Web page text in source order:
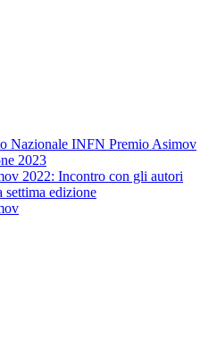
Nazionale INFN Premio Asimov
2023
2022: Incontro con gli autori
settima edizione